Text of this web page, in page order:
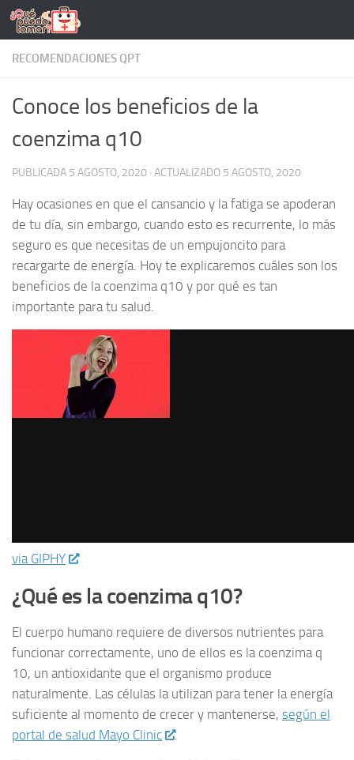
Saltar al contenido
RECOMENDACIONES QPT
Conoce los beneficios de la
coenzima q10
PUBLICADA 5 AGOSTO, 2020 · ACTUALIZADO 5 AGOSTO, 2020
Hay ocasiones en que el cansancio y la fatiga se apoderan
de tu día, sin embargo, cuando esto es recurrente, lo más
seguro es que necesitas de un empujoncito para
recargarte de energía. Hoy te explicaremos cuáles son los
beneficios de la coenzima q10 y por qué es tan
importante para tu salud.
via GIPHY
¿Qué es la coenzima q10?
El cuerpo humano requiere de diversos nutrientes para
funcionar correctamente, uno de ellos es la coenzima q
10, un antioxidante que el organismo produce
naturalmente. Las células la utilizan para tener la energía
suficiente al momento de crecer y mantenerse, según el
portal de salud Mayo Clinic
.